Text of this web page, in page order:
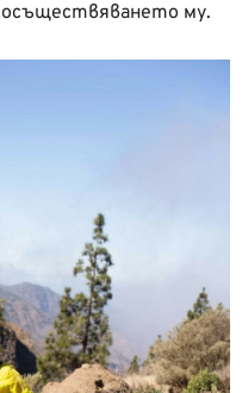
осъществяването му.